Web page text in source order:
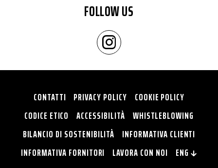
FOLLOW US
CONTATTI PRIVACY POLICY COOKIE POLICY
CODICE ETICO
ACCESSIBILITÀ WHISTLEBLOWING
BILANCIO DI SOSTENIBILITÀ INFORMATIVA CLIENTI
INFORMATIVA FORNITORI LAVORA CON NOI ENG